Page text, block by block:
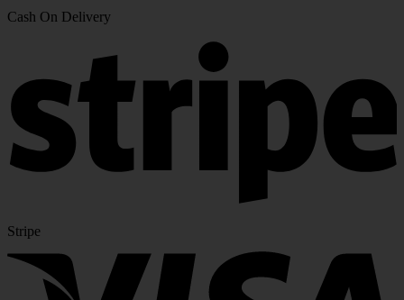
Cash On Delivery
Stripe